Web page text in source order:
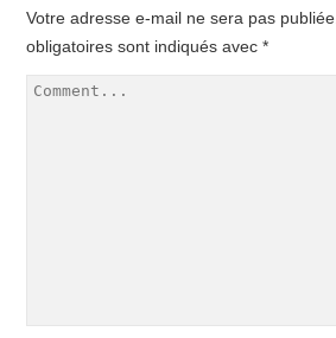
Votre adresse e-mail ne sera pas publiée.
obligatoires sont indiqués avec*